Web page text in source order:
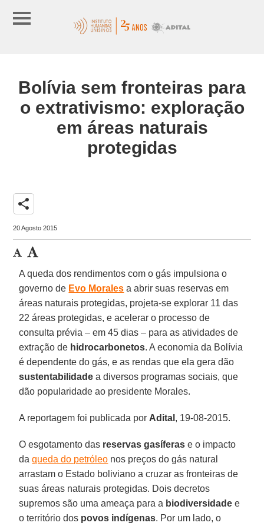
Bolívia sem fronteiras para
o extrativismo: exploração
em áreas naturais
protegidas
share
20 Agosto 2015
A queda dos rendimentos com o gás impulsiona o
governo de Evo Morales a abrir suas reservas em
áreas naturais protegidas, projeta-se explorar 11 das
22 áreas protegidas, e acelerar o processo de
consulta prévia – em 45 dias – para as atividades de
extração de hidrocarbonetos. A economia da Bolívia
é dependente do gás, e as rendas que ela gera dão
sustentabilidade a diversos programas sociais, que
dão popularidade ao presidente Morales.
A reportagem foi publicada por Adital , 19-08-2015.
O esgotamento das reservas gasíferas e o impacto
da queda do petróleo nos preços do gás natural
arrastam o Estado boliviano a cruzar as fronteiras de
suas áreas naturais protegidas. Dois decretos
supremos são uma ameaça para a biodiversidade e
o território dos povos indígenas. Por um lado, o